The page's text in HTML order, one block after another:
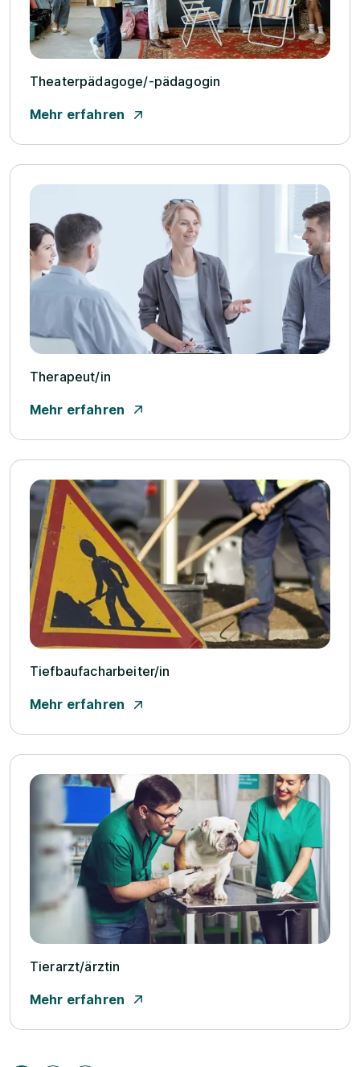
Theaterpädagoge/­-pädagogin
Mehr erfahren
Therapeut/­in
Mehr erfahren
Tiefbaufacharbeiter/­in
Mehr erfahren
Tierarzt/­ärztin
Mehr erfahren